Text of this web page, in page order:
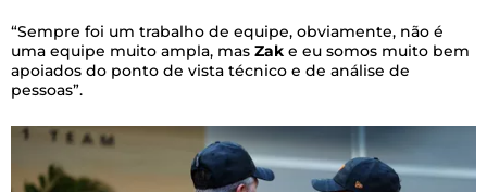
“Sempre foi um trabalho de equipe, obviamente, não é
uma equipe muito ampla, mas Zak e eu somos muito bem
apoiados do ponto de vista técnico e de análise de
pessoas”.